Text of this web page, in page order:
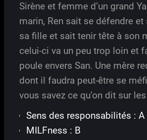
Sirène et femme d’un grand
marin, Ren sait se défendre
sa fille et sait tenir tête à son
celui-ci va un peu trop loin et
poule envers San. Une mère
dont il faudra peut-être se
vous savez ce qu’on dit sur
Sens des responsabilités : A
MILFness : B